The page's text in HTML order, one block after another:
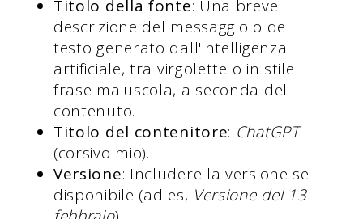
Titolo della fonte: Una breve
descrizione del messaggio o del
testo generato dall'intelligenza
artificiale, tra virgolette o in stile
frase maiuscola, a seconda del
contenuto.
Titolo del contenitore: ChatGPT
(corsivo mio).
Versione: Includere la versione se
disponibile (ad es, Versione del 13